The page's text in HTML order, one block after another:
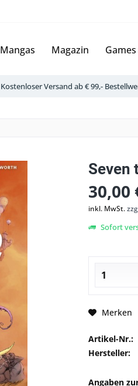
Mangas Magazin
Kostenloser Versand ab € 99,-
Seven
30,00
inkl. MwSt.
Sofort
Merken
Artikel-Nr.:
Hersteller:
Angaben